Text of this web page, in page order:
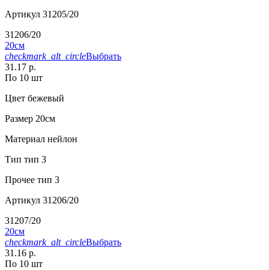
Артикул 31205/20
31206/20
20см
checkmark_alt_circleВыбрать
31.17 р.
По 10 шт
Цвет бежевый
Размер 20см
Материал нейлон
Тип тип 3
Прочее тип 3
Артикул 31206/20
31207/20
20см
checkmark_alt_circleВыбрать
31.16 р.
По 10 шт